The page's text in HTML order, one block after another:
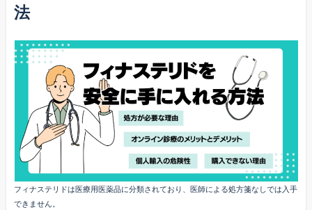
法
フィナステリドは医療用医薬品に分類されており、医師による処方箋なしでは入手
できません。